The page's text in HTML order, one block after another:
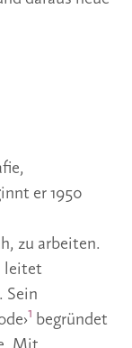
er 1950
zu arbeiten.
leitet
Sein
1 begründet